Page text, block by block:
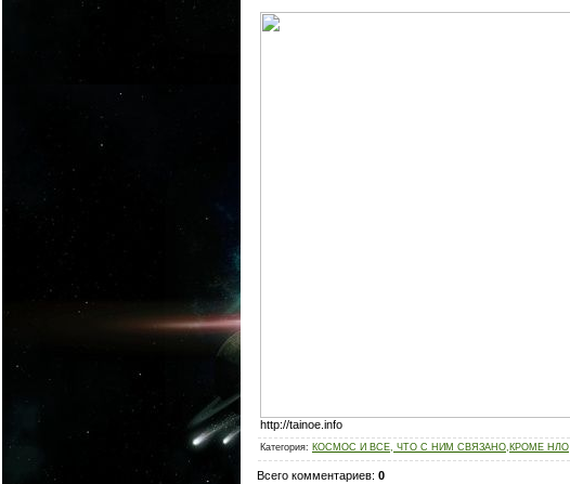
http://tainoe.info
Категория: КОСМОС И ВСЕ, ЧТО С НИМ СВЯЗАНО,КРОМЕ НЛО
Всего комментариев: 0